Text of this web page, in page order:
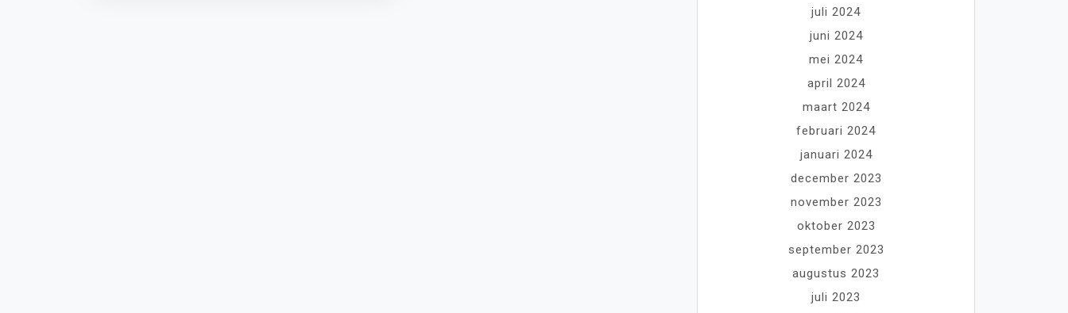
juli 2024
juni 2024
mei 2024
april 2024
maart 2024
februari 2024
januari 2024
december 2023
november 2023
oktober 2023
september 2023
augustus 2023
juli 2023